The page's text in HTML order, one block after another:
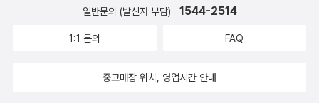
라는 것과 인간 행위의 한계를 지적하고 있는 듯하다. 인간은 누군가
를 위해서 선한 일을 하려고 한다. 하지만 선하다고 생각한 것이 실은
(p152)... 바오로의 그리스도론論이 전개된다. 율법은 인간을 막다른
06 기도를 하는 것은 하나님께 감사하기 위해서가 아니라 도움을 청
하기 위해서나 불평이나 원망을 늘어놓기 위해서다. 신부로서 그것은
원망을 듣기 위해 존재하시는 분이 아니라는 사실을 물론 잘 알고 있
하게 된다. 그리고 그게 맞다. 세상을 사는 건 누구에게나 쉽지 않다.
생이 기다리고 있다. 잔잔하게 마음을 간질이는 작품.​7. 버나딘 에바
한 책. 그러나 세상의 모든 기준은 시간이 흐름에 따라 변하거나 폐기
금은 항상 '1원'으로 끝난다. 아마도 중고샵에서 회원에게 판 책의 수
수료 10%를 물고 나머지를 돌려받으며 생긴 짜투리 같다. 그렇지만
용'이 안 되어서 늘 금액을 적어넣는 게 불편했다. 내가 9원 더 입금해
일반문의 (발신자 부담) 1544-2514
1:1 문의 FAQ
중고매장 위치, 영업시간 안내